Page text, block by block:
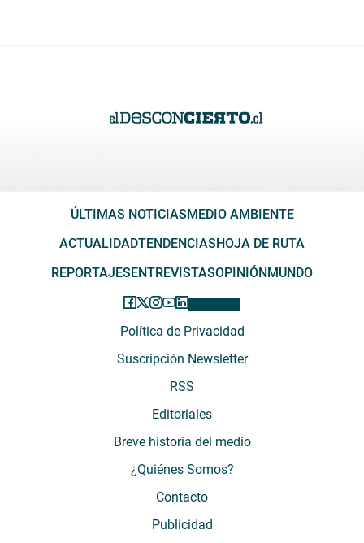
ÚLTIMAS NOTICIAS MEDIO AMBIENTE
ACTUALIDADTENDENCIAS HOJA DE RUTA
REPORTAJES ENTREVISTASOPINIÓN MUNDO
Política de Privacidad
Suscripción Newsletter
RSS
Editoriales
Breve historia del medio
¿Quiénes Somos?
Contacto
Publicidad